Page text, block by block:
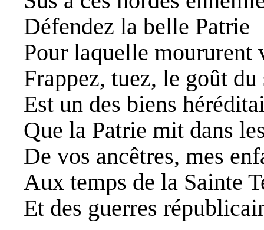
Défendez la belle Patrie
Pour laquelle moururent
Frappez, tuez, le goût du
Est un des biens
Que la Patrie mit dans
De vos ancêtres, mes
Aux temps de la Sainte
Et des guerres